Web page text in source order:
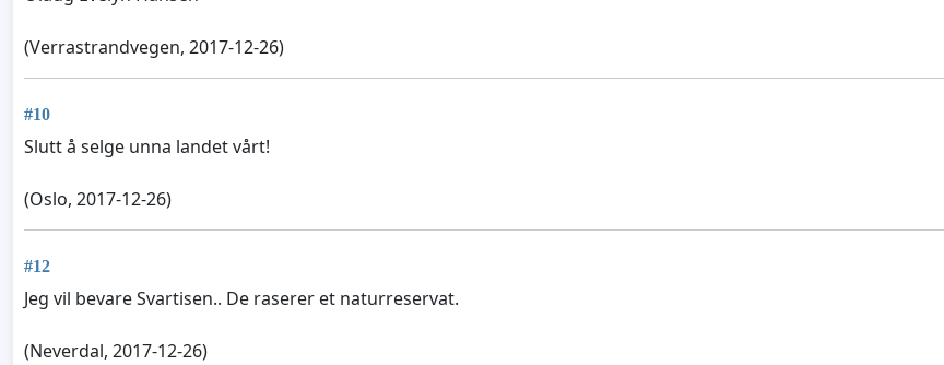
(Verrastrandvegen, 2017-12-26)
#10
Slutt å selge unna landet vårt!
(Oslo, 2017-12-26)
#12
Jeg vil bevare Svartisen.. De raserer et naturreservat.
(Neverdal, 2017-12-26)